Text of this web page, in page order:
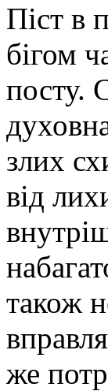
Піст в
бігом
посту.
злих
від
також
же